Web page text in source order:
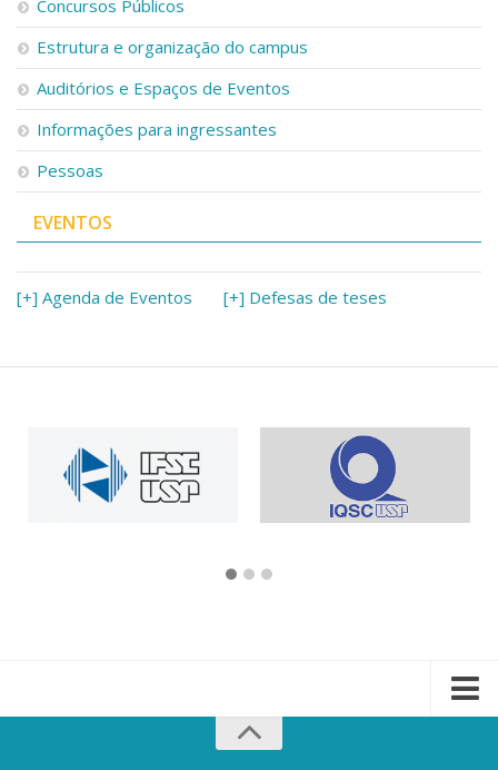
Concursos Públicos
Estrutura e organização do campus
Auditórios e Espaços de Eventos
Informações para ingressantes
Pessoas
EVENTOS
[+] Agenda de Eventos [+] Defesas de teses